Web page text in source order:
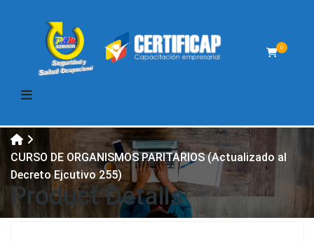
0
CURSO DE ORGANISMOS PARITARIOS (Actualizado al
Decreto Ejcutivo 255)
Product Details